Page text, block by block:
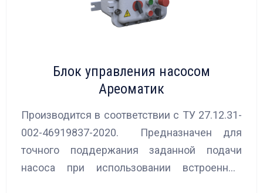
Блок управления насосом
Ареоматик
Производится в соответствии с ТУ 27.12.31-
002-46919837-2020. Предназначен для
точного поддержания заданной подачи
насоса при использовании встроенных